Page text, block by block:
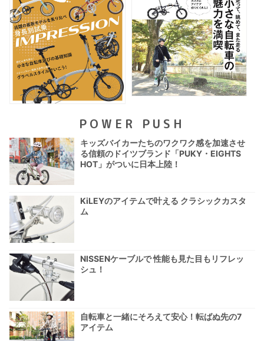
POWER PUSH
キッズバイカーたちのワクワク感を加速させ
る信頼のドイツブランド「PUKY・EIGHTS
HOT」がついに日本上陸！
KiLEYのアイテムで叶える クラシックカスタ
ム
NISSENケーブルで 性能も見た目もリフレッ
シュ！
自転車と一緒にそろえて安心！転ばぬ先の7
アイテム